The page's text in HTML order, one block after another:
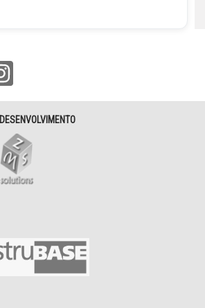
DESENVOLVIMENTO